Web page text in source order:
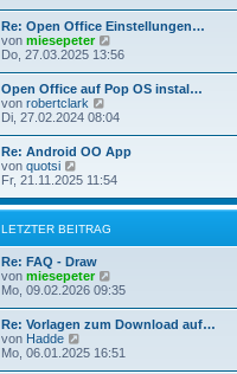
i
t
e
s
t
e
r
B
i
t
r
a
g
Re: Open Office Einstellungen…
von miesepeter
e
e
s
e
r
B
i
t
r
Do, 27.03.2025 13:56
Open Office auf Pop OS instal…
von robertclark
e
e
s
t
e
r
B
e
i
r
a
Di, 27.02.2024 08:04
Re: Android OO App
von quotsi
e
e
t
e
r
B
e
i
t
r
a
Fr, 21.11.2025 11:54
LETZTER BEITRAG
Re: FAQ - Draw
von miesepeter
e
e
s
t
e
Mo, 09.02.2026 09:35
Re: Vorlagen zum Download auf…
von Hadde
e
Mo, 06.01.2025 16:51